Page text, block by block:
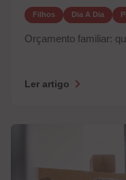
Filhos Dia A Dia
Orçamento familiar:
Ler artigo